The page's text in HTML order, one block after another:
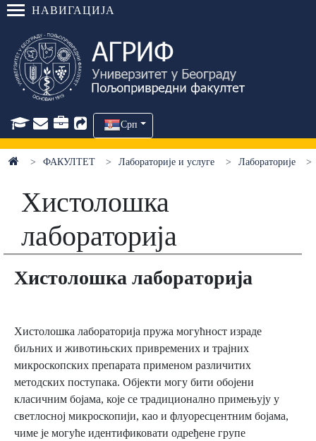
НАВИГАЦИЈА
Срп
ФАКУЛТЕТ Лабораторије и услуге Лабораторије
Хистолошка
лабораторија
Хистолошкa лaборaторијa
Хистолошка лабораторија пружа могућност израде
биљних и животињских привремених и трајних
микроскопских препарата применом различитих
методских поступака. Објекти могу бити обојени
класичним бојама, које се традиционално примењују у
светлосној микроскопији, као и флуоресцентним бојама,
чиме је могуће идентификовати одређене групе